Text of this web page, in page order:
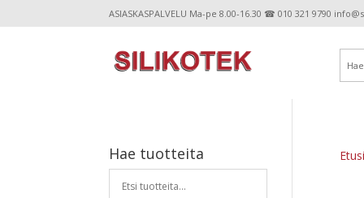
ASIASKASPALVELU Ma-pe 8.00-16.30 ☎ 010 321 9790
Hae tuotteita